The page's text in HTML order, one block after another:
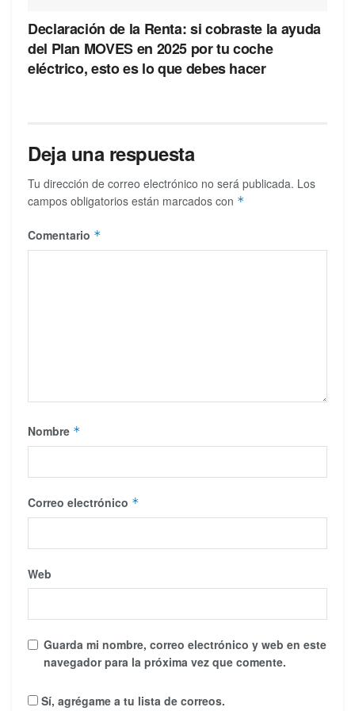
Declaración de la Renta: si cobraste la ayuda
del Plan MOVES en 2025 por tu coche
eléctrico, esto es lo que debes hacer
Deja una respuesta
Tu dirección de correo electrónico no será publicada. Los
campos obligatorios están marcados con *
Comentario *
Nombre *
Correo electrónico *
Web
Guarda mi nombre, correo electrónico y web en este
navegador para la próxima vez que comente.
Sí, agrégame a tu lista de correos.